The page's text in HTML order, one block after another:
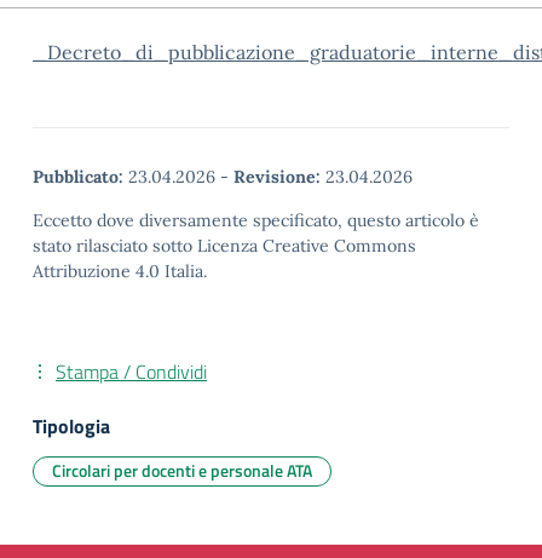
Pubblicato: 23.04.2026 - Revisione: 23.04.2026
Eccetto dove diversamente specificato, questo articolo è
stato rilasciato sotto Licenza Creative Commons
Attribuzione 4.0 Italia.
Stampa / Condividi
Tipologia
Circolari per docenti e personale ATA